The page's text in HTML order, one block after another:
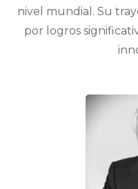
nivel mundial. Su
por logros